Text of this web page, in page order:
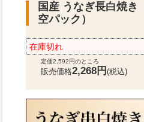
国産 うなぎ長白焼き
空パック）
在庫切れ
定価2,592円のところ
販売価格2,268円(税込)